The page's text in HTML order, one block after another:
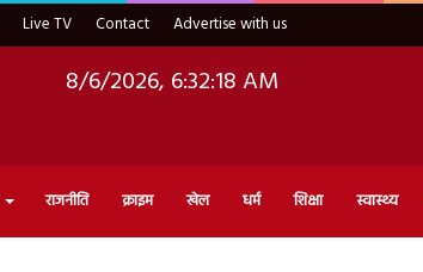
Live TV Contact Advertise with us
8/6/2026, 6:32:20 AM
राजनीति क्राइम खेल धर्म शिक्षा स्वास्थ्य